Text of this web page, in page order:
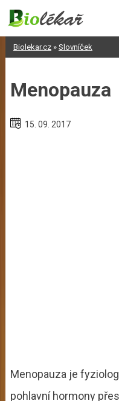
Skip
content
Biolekar.cz» Slovníček
Menopauza
15. 09. 2017
Menopauza je
pohlavní hormony